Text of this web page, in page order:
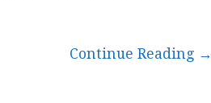
Continue Reading →